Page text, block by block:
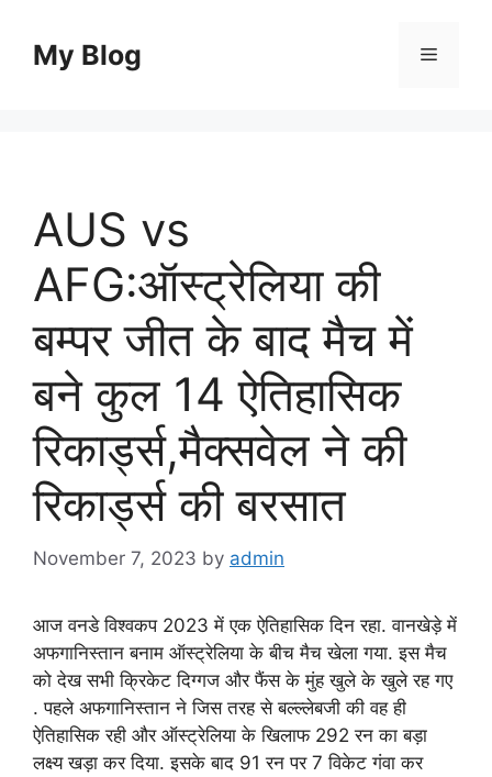
contentMy Blog Menu
AUS vs
AFG:ऑस्ट्रेलिया की
बम्पर जीत के बाद मैच में
बने कुल 14 ऐतिहासिक
रिकार्ड्स,मैक्सवेल ने की
रिकार्ड्स की बरसात
November 7, 2023 by admin
आज वनडे विश्वकप 2023 में एक ऐतिहासिक दिन रहा. वानखेड़े में
अफगानिस्तान बनाम ऑस्ट्रेलिया के बीच मैच खेला गया. इस मैच
को देख सभी क्रिकेट दिग्गज और फैंस के मुंह खुले के खुले रह गए
. पहले अफगानिस्तान ने जिस तरह से बल्ल्लेबजी की वह ही
ऐतिहासिक रही और ऑस्ट्रेलिया के खिलाफ 292 रन का बड़ा
लक्ष्य खड़ा कर दिया. इसके बाद 91 रन पर 7 विकेट गंवा कर